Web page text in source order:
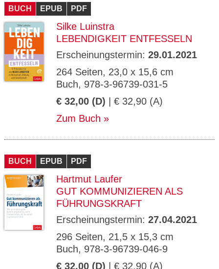
BUCH EPUB PDF
Silke Luinstra
LEBENDIGKEIT ENTFESSELN
Erscheinungstermin: 29.01.2021
264 Seiten, 23,0 x 15,6 cm
Buch, 978-3-96739-031-5
€ 32,00 (D) | € 32,90 (A)
Zum Buch
BUCH EPUB PDF
Hartmut Laufer
GUT KOMMUNIZIEREN ALS
FÜHRUNGSKRAFT
Erscheinungstermin: 27.04.2021
296 Seiten, 21,5 x 15,3 cm
Buch, 978-3-96739-046-9
€ 32,00 (D) | € 32,90 (A)